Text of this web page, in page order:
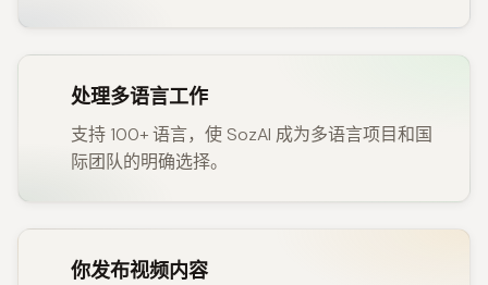
处理多语言工作
支持 100+ 语言，使 SozAI 成为多语言项目和国
际团队的明确选择。
你发布视频内容